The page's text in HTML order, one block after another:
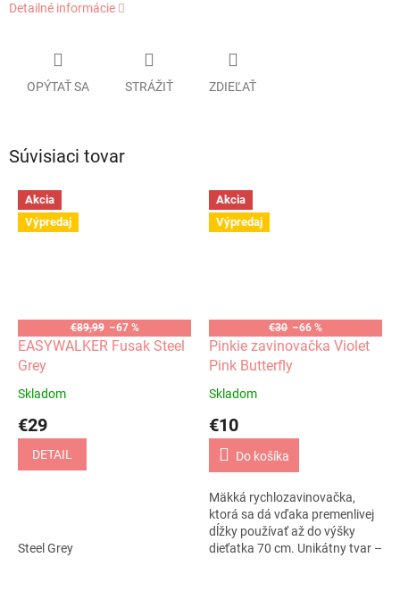
Detailné informácie
OPÝTAŤ SA STRÁŽIŤ ZDIEĽAŤ
Súvisiaci tovar
Akcia
Výpredaj
€89,99 –67 %
EASYWALKER Fusak Steel
Grey
Skladom
€29
DETAIL
Steel Grey
Akcia
Výpredaj
€30 –66 %
Pinkie zavinovačka Violet
Pink Butterfly
Skladom
€10
Do košíka
Mäkká rychlozavinovačka,
ktorá sa dá vďaka premenlivej
dĺžky používať až do výšky
dieťatka 70 cm. Unikátny tvar –